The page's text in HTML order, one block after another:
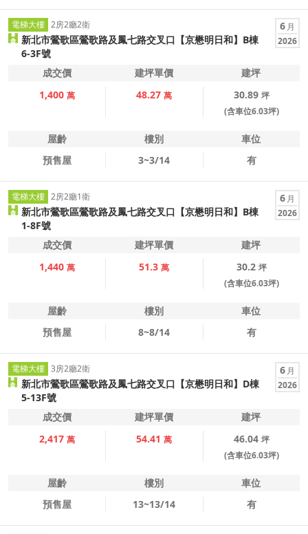
電梯大樓 2房2廳2衛
新北市鶯歌區鶯歌路及鳳七路交叉口【京懋明日和】B棟
6-3F號
6 月
2026
成交價 建坪單價
建坪
1,400 萬 48.27 萬 30.89 坪
(含車位6.03坪)
屋齡 樓別
車位
預售屋
3~3/14 有
電梯大樓 2房2廳1衛
新北市鶯歌區鶯歌路及鳳七路交叉口【京懋明日和】B棟
1-8F號
6 月
2026
成交價 建坪單價
建坪
1,440 萬 51.3 萬 30.2 坪
(含車位6.03坪)
屋齡 樓別
車位
預售屋
8~8/14 有
電梯大樓 3房2廳2衛
新北市鶯歌區鶯歌路及鳳七路交叉口【京懋明日和】D棟
5-13F號
6 月
2026
成交價 建坪單價
建坪
2,417 萬 54.41 萬 46.04 坪
(含車位6.03坪)
屋齡 樓別
車位
預售屋
13~13/14 有